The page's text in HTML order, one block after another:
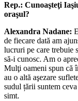
Rep.: Cunoaşteţi
oraşul?
Alexandra Nadane:
de fiecare dată am
lucruri pe care trebuie
să-i cunosc. Am o
Mulţi oameni spun că
au o altă aşezare
sudul țării suntem
simt.